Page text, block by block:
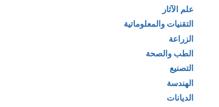
علم الآثار
التقنيات والمعلوماتية
الزراعة
الطب والصحة
التصنيع
الهندسة
الديانات